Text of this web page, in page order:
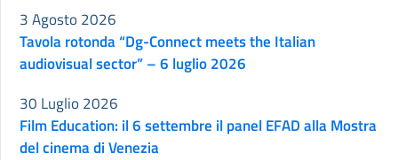
Tavola rotonda “Dg-Connect meets the Italian
audiovisual sector” – 6 luglio 2026
3 Agosto 2026
Film Education: il 6 settembre il panel EFAD alla Mostra
del cinema di Venezia
30 Luglio 2026